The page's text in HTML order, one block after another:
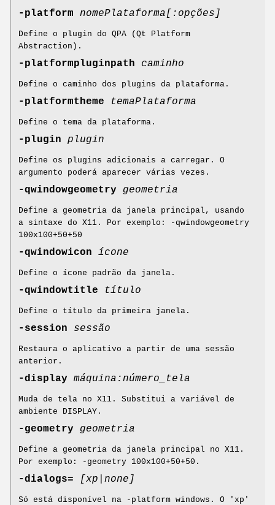
-platform nomePlataforma[:opções]
Define o plugin do QPA (Qt Platform
Abstraction).
-platformpluginpath caminho
Define o caminho dos plugins da plataforma.
-platformtheme temaPlataforma
Define o tema da plataforma.
-plugin plugin
Define os plugins adicionais a carregar. O
argumento poderá aparecer várias vezes.
-qwindowgeometry geometria
Define a geometria da janela principal, usando
a sintaxe do X11. Por exemplo: -qwindowgeometry
100x100+50+50
-qwindowicon ícone
Define o ícone padrão da janela.
-qwindowtitle título
Define o título da primeira janela.
-session sessão
Restaura o aplicativo a partir de uma sessão
anterior.
-display máquina:número_tela
Muda de tela no X11. Substitui a variável de
ambiente DISPLAY.
-geometry geometria
Define a geometria da janela principal no X11.
Por exemplo: -geometry 100x100+50+50.
-dialogs= [xp|none]
Só está disponível na -platform windows. O 'xp'